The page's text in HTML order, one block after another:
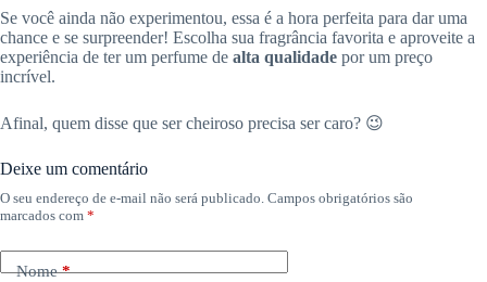
Se você ainda não experimentou, essa é a hora perfeita para dar uma
chance e se surpreender! Escolha sua fragrância favorita e aproveite a
experiência de ter um perfume de alta qualidade por um preço
incrível.
Afinal, quem disse que ser cheiroso precisa ser caro? 😉
Deixe um comentário
O seu endereço de e-mail não será publicado. Campos obrigatórios são
marcados com *
Nome*